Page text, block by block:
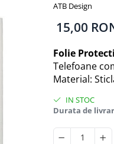
ATB Design
15,00
Folie
Telefoane
Material:
IN STOC
Durata de